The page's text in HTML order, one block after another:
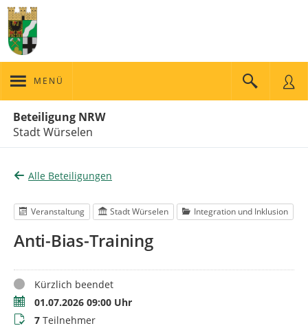
MENÜ
Beteiligung NRW
Stadt Würselen
Alle Beteiligungen
Veranstaltung Stadt Würselen Integration und Inklusion
Anti-Bias-Training
StatusKürzlich beendet
Termin01.07.2026 09:00 Uhr
Teilnehmer
7 Teilnehmer